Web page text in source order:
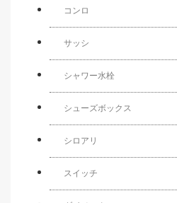
コンロ
サッシ
シャワー水栓
シューズボックス
シロアリ
スイッチ